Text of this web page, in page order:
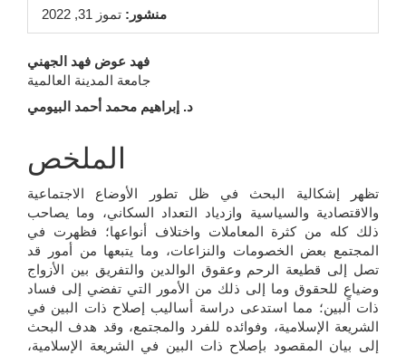
منشور: تموز 31, 2022
محتوى
المقالة
فهد عوض فهد الجهني
جامعة المدينة العالمية
د. إبراهيم محمد أحمد البيومي
الملخص
تظهر إشكالية البحث في ظل تطور الأوضاع الاجتماعية
والاقتصادية والسياسية وازدياد التعداد السكاني، وما يصاحب
ذلك كله من كثرة المعاملات واختلاف أنواعها؛ فظهرت في
المجتمع بعض الخصومات والنزاعات، وما يتبعها من أمور قد
تصل إلى قطيعة الرحم وعقوق الوالدين والتفريق بين الأزواج
وضياعٍ للحقوق وما إلى ذلك من الأمور التي تفضي إلى فساد
ذات البين؛ مما استدعى دراسة أساليب إصلاح ذات البين في
الشريعة الإسلامية، وفوائده للفرد والمجتمع، وقد هدف البحث
إلى بيان المقصود بإصلاح ذات البين في الشريعة الإسلامية،